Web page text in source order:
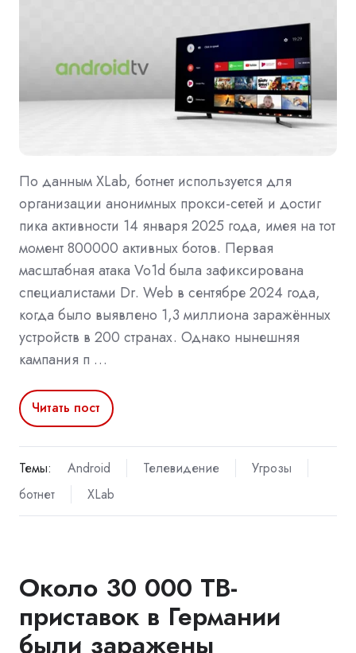
По данным XLab, ботнет используется для
организации анонимных прокси-сетей и достиг
пика активности 14 января 2025 года, имея на тот
момент 800000 активных ботов. Первая
масштабная атака Vo1d была зафиксирована
специалистами Dr. Web в сентябре 2024 года,
когда было выявлено 1,3 миллиона заражённых
устройств в 200 странах. Однако нынешняя
кампания п …
Читать пост
Темы: Android Телевидение
Угрозы
ботнет
XLab
Около 30 000 ТВ-
приставок в Германии
были заражены